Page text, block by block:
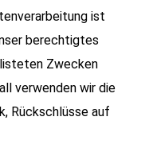
ist
berechtigtes
Zwecken
verwenden wir die
Rückschlüsse auf